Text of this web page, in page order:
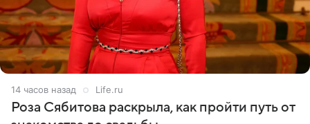
14 часов назад Life.ru
Роза Сябитова раскрыла, как пройти путь от